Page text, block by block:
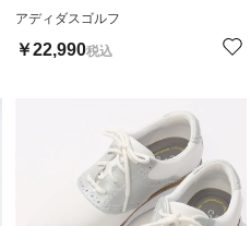
アディダスゴルフ
￥22,990税込